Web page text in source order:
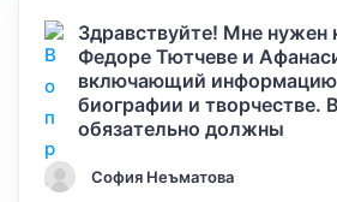
Здравствуйте! Мне нужен
Федоре Тютчеве и
включающий информацию
биографии и творчестве.
обязательно должны
София Неъматова